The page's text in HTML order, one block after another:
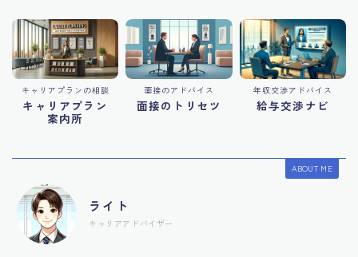
キャリアプランの相談
キャリアプラン
案内所
面接のアドバイス
面接のトリセツ
年収交渉アドバイス
給与交渉ナビ
ABOUT ME
ライト
キャリアアドバイザー